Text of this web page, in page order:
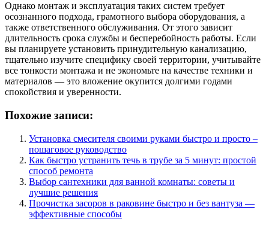
Однако монтаж и эксплуатация таких систем требует
осознанного подхода, грамотного выбора оборудования, а
также ответственного обслуживания. От этого зависит
длительность срока службы и бесперебойность работы. Если
вы планируете установить принудительную канализацию,
тщательно изучите специфику своей территории, учитывайте
все тонкости монтажа и не экономьте на качестве техники и
материалов — это вложение окупится долгими годами
спокойствия и уверенности.
Похожие записи:
Установка смесителя своими руками быстро и просто –
пошаговое руководство
Как быстро устранить течь в трубе за 5 минут: простой
способ ремонта
Выбор сантехники для ванной комнаты: советы и
лучшие решения
Прочистка засоров в раковине быстро и без вантуза —
эффективные способы